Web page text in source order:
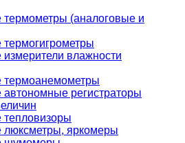
термометры (аналоговые и
влажности
термоанемометры
автономные регистраторы
тепловизоры
люксметры, яркомеры